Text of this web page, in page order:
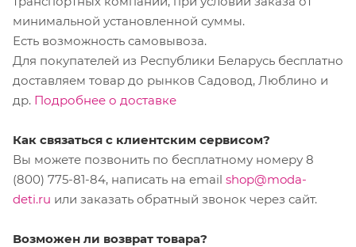
минимальной установленной суммы.
Есть возможность самовывоза.
Для покупателей из Республики Беларусь бесплатно
доставляем товар до рынков Садовод, Люблино и
др. Подробнее о доставке
Как связаться с клиентским сервисом?
Вы можете позвонить по бесплатному номеру 8
(800) 775-81-84, написать на email shop@moda-
deti.ru или заказать обратный звонок через сайт.
Возможен ли возврат товара?